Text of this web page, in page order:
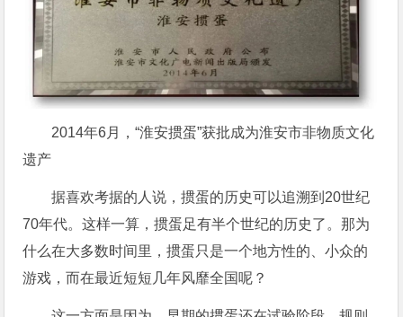
2014年6月，“淮安掼蛋”获批成为淮安市非物质文化
遗产
据喜欢考据的人说，掼蛋的历史可以追溯到20世纪
70年代。这样一算，掼蛋足有半个世纪的历史了。那为
什么在大多数时间里，掼蛋只是一个地方性的、小众的
游戏，而在最近短短几年风靡全国呢？